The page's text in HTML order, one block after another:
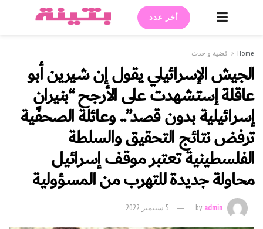
أخر عدد
Home قضية و حدث
الجيش الإسرائيلي يقول إن شيرين أبو
عاقلة إستشهدت على الأرجح “بنيرانٍ
إسرائيلية بدون قصد”.. وعائلة الصحفية
ترفض نتائج التحقيق والسلطة
الفلسطينية تعتبر موقف إسرائيل
محاولة جديدة للتهرب من المسؤولية
byadmin 5 سبتمبر 2022